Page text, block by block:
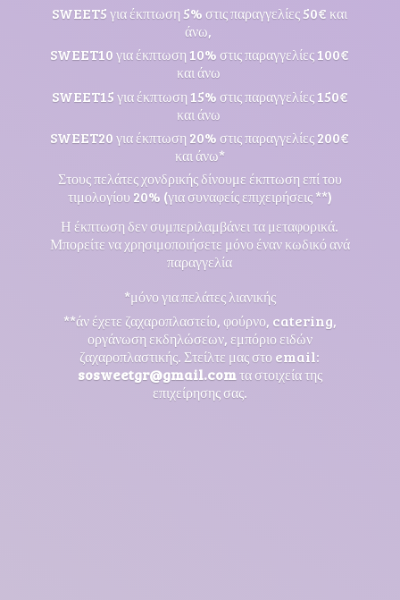
SWEET5 για έκπτωση 5% στις παραγγελίες 50€ και
άνω,
SWEET10 για έκπτωση 10% στις παραγγελίες 100€
και άνω
SWEET15 για έκπτωση 15% στις παραγγελίες 150€
και άνω
SWEET20 για έκπτωση 20% στις παραγγελίες 200€
και άνω*
Στους πελάτες χονδρικής δίνουμε έκπτωση επί του
τιμολογίου 20% (για συναφείς επιχειρήσεις **)
Η έκπτωση δεν συμπεριλαμβάνει τα μεταφορικά.
Μπορείτε να χρησιμοποιήσετε μόνο έναν κωδικό ανά
παραγγελία
*μόνο για πελάτες λιανικής
**άν έχετε ζαχαροπλαστείο, φούρνο, catering,
οργάνωση εκδηλώσεων, εμπόριο ειδών
ζαχαροπλαστικής. Στείλτε μας στο email:
sosweetgr@gmail.comτα στοιχεία της
επιχείρησης σας.